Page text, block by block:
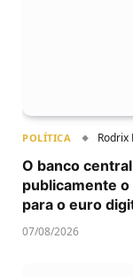
POLÍTICA Rodrix
O banco
publicamente
para o euro
07/08/2026